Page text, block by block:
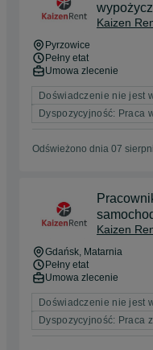
k/m
Kaizen
Pyrzowice
Pełny etat
Umowa zlecenie
Doświadczenie nie jest
Dyspozycyjność: Praca
Odświeżono dnia 07
Kaizen
Gdańsk, Matarnia
Pełny etat
Umowa zlecenie
Doświadczenie nie jest
Dyspozycyjność: Praca